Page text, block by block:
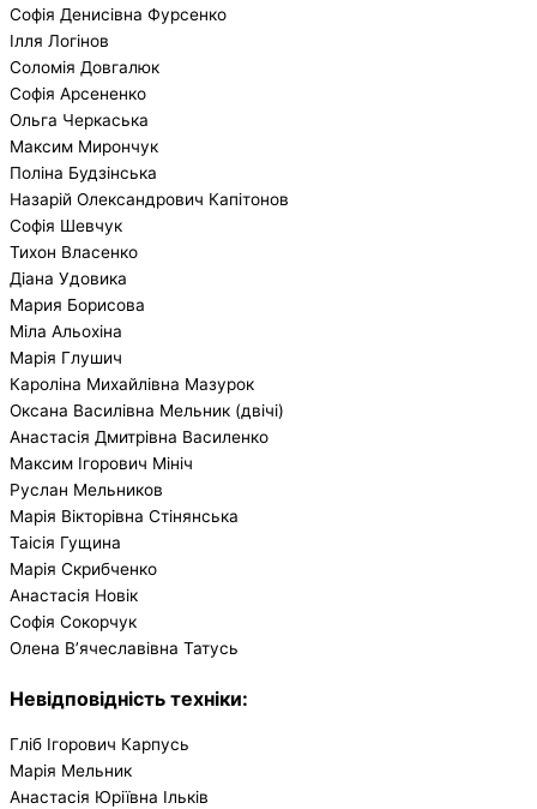
Софія Денисівна Фурсенко
Ілля Логінов
Соломія Довгалюк
Софія Арсененко
Ольга Черкаська
Максим Мирончук
Поліна Будзінська
Назарій Олександрович Капітонов
Софія Шевчук
Тихон Власенко
Діана Удовика
Мария Борисова
Міла Альохіна
Марія Глушич
Кароліна Михайлівна Мазурок
Оксана Василівна Мельник (двічі)
Анастасія Дмитрівна Василенко
Максим Ігорович Мініч
Руслан Мельников
Марія Вікторівна Стінянська
Таісія Гущина
Марія Скрибченко
Анастасія Новік
Софія Сокорчук
Олена В’ячеславівна Татусь
Невідповідність техніки:
Гліб Ігорович Карпусь
Марія Мельник
Анастасія Юріївна Ільків